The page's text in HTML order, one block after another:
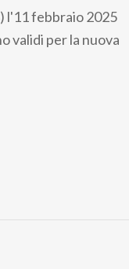
l'11 febbraio 2025
validi per la nuova